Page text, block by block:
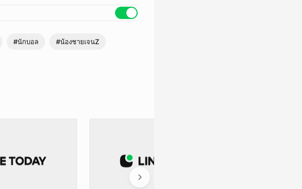
#นักบอล #น้องชายเจนZ